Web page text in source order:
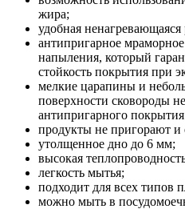
жира;
удобная
антипригарное
напыления, который
стойкость покрытия при
мелкие царапины и
поверхности сковороды
антипригарного
продукты не пригорают и
утолщенное дно до 6 мм;
высокая
легкость мытья;
подходит для всех типов
можно мыть в